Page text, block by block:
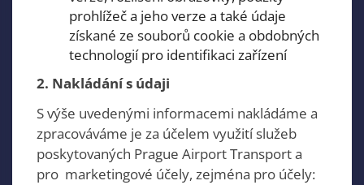
prohlížeč a jeho verze a také údaje
získané ze souborů cookie a obdobných
technologií pro identifikaci zařízení
2. Nakládání s údaji
S výše uvedenými informacemi nakládáme a
zpracováváme je za účelem využití služeb
poskytovaných Prague Airport Transport a
pro marketingové účely, zejména pro účely: